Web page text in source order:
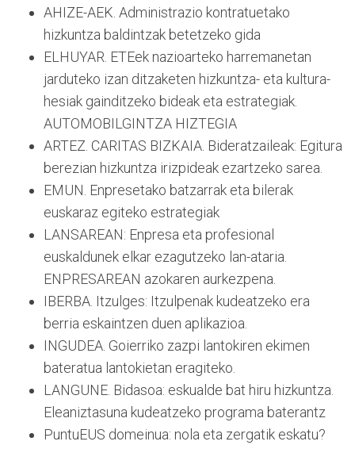
AHIZE-AEK. Administrazio kontratuetako
hizkuntza baldintzak betetzeko gida
ELHUYAR. ETEek nazioarteko harremanetan
jarduteko izan ditzaketen hizkuntza- eta kultura-
hesiak gainditzeko bideak eta estrategiak.
AUTOMOBILGINTZA HIZTEGIA
ARTEZ. CARITAS BIZKAIA. Bideratzaileak: Egitura
berezian hizkuntza irizpideak ezartzeko sarea.
EMUN. Enpresetako batzarrak eta bilerak
euskaraz egiteko estrategiak
LANSAREAN: Enpresa eta profesional
euskaldunek elkar ezagutzeko lan-ataria.
ENPRESAREAN azokaren aurkezpena.
IBERBA. Itzulges: Itzulpenak kudeatzeko era
berria eskaintzen duen aplikazioa.
INGUDEA. Goierriko zazpi lantokiren ekimen
bateratua lantokietan eragiteko.
LANGUNE. Bidasoa: eskualde bat hiru hizkuntza.
Eleaniztasuna kudeatzeko programa baterantz
PuntuEUS domeinua: nola eta zergatik eskatu?